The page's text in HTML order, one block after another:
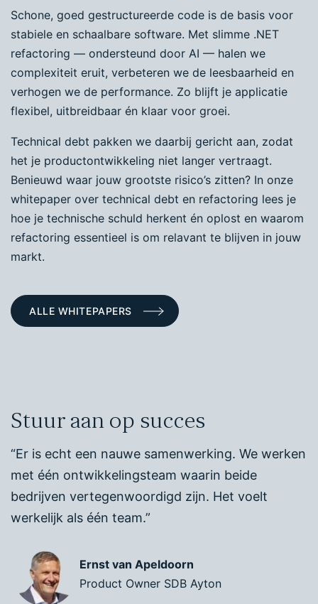
Schone, goed gestructureerde code is de basis voor
stabiele en schaalbare software. Met slimme .NET
refactoring — ondersteund door AI — halen we
complexiteit eruit, verbeteren we de leesbaarheid en
verhogen we de performance. Zo blijft je applicatie
flexibel, uitbreidbaar én klaar voor groei.
Technical debt pakken we daarbij gericht aan, zodat
het je productontwikkeling niet langer vertraagt.
Benieuwd waar jouw grootste risico’s zitten? In onze
whitepaper over technical debt en refactoring lees je
hoe je technische schuld herkent én oplost en waarom
refactoring essentieel is om relavant te blijven in jouw
markt.
ALLE WHITEPAPERS
Stuur aan op succes
“Er is echt een nauwe samenwerking. We werken
met één ontwikkelingsteam waarin beide
bedrijven vertegenwoordigd zijn. Het voelt
werkelijk als één team.”
Ernst van Apeldoorn
Product Owner SDB Ayton